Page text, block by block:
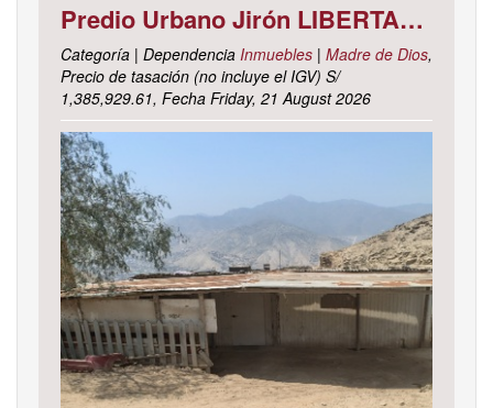
Predio Urbano Jirón LIBERTAD Mz. 5-H, Lote 23, TAMBOPATA - TAMBOPATA - MADRE DE DIOS ; cuyo dominio corre inscrito en la partida electrónica N° 07001561 del registro de propiedad inmueble de la ZONA REGISTRAL N° X, SEDE CUSCO, OFICINA REGISTRAL MADRE DE D
Categoría | Dependencia Inmuebles | Madre de Dios,
Precio de tasación (no incluye el IGV) S/
1,385,929.61, Fecha Friday, 21 August 2026